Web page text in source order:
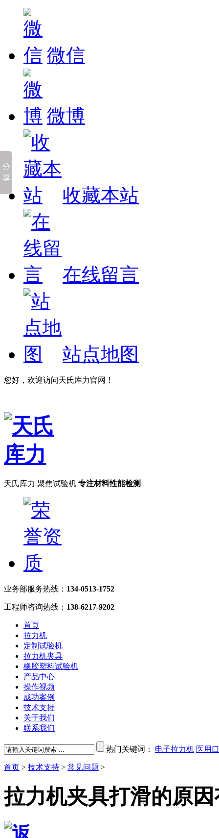
微信
微博
收藏本站
在线留言
站点地图
您好，欢迎访问天氏库力官网！
天氏库力 聚焦试验机 专注材料性能检测
业务部服务热线： 134-0513-1752
工程师咨询热线： 138-6217-9202
首页
拉力机
定制试验机
拉力机夹具
橡胶塑料试验机
产品中心
操作视频
成功案例
技术支持
关于我们
联系我们
热门关键词： 电子拉力机 医用
首页 > 技术支持 > 常见问题 >
拉力机夹具打滑的原